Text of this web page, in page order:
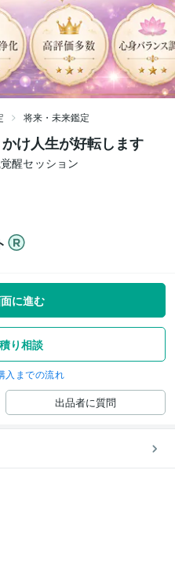
将来・未来鑑定
け人生が好転します
醒セッション
に進む
り相談
入までの流れ
出品者に質問